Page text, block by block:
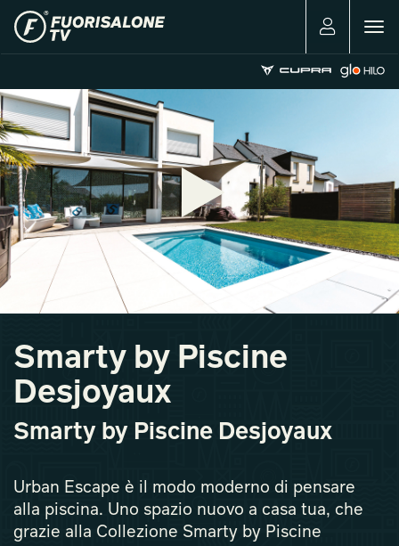
Smarty by Piscine
Desjoyaux
Smarty by Piscine Desjoyaux
Urban Escape è il modo moderno di pensare
alla piscina. Uno spazio nuovo a casa tua, che
grazie alla Collezione Smarty by Piscine